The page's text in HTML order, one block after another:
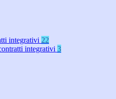
integrativi 22
integrativi 3